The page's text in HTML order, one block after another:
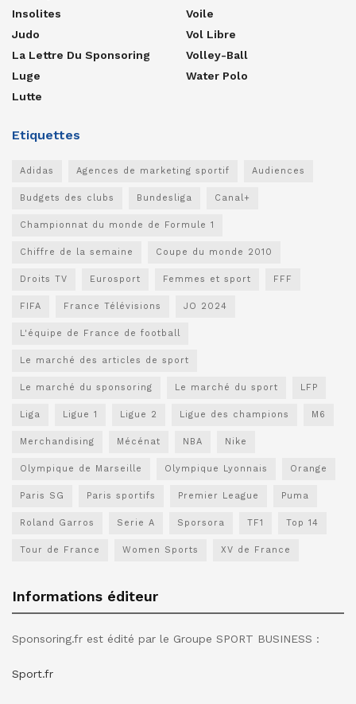
Insolites
Judo
La Lettre Du Sponsoring
Luge
Lutte
Voile
Vol Libre
Volley-Ball
Water Polo
Etiquettes
Adidas Agences de marketing sportif Audiences
Budgets des clubs Bundesliga Canal+
Championnat du monde de Formule 1
Chiffre de la semaine Coupe du monde 2010
Droits TV Eurosport Femmes et sport FFF
FIFA France Télévisions JO 2024
L'équipe de France de football
Le marché des articles de sport
Le marché du sponsoring Le marché du sport LFP
Liga Ligue 1 Ligue 2 Ligue des champions M6
Merchandising Mécénat NBA Nike
Olympique de Marseille Olympique Lyonnais Orange
Paris SG Paris sportifs Premier League Puma
Roland Garros Serie A Sporsora TF1 Top 14
Tour de France Women Sports XV de France
Informations éditeur
Sponsoring.fr est édité par le Groupe SPORT BUSINESS :
Sport.fr